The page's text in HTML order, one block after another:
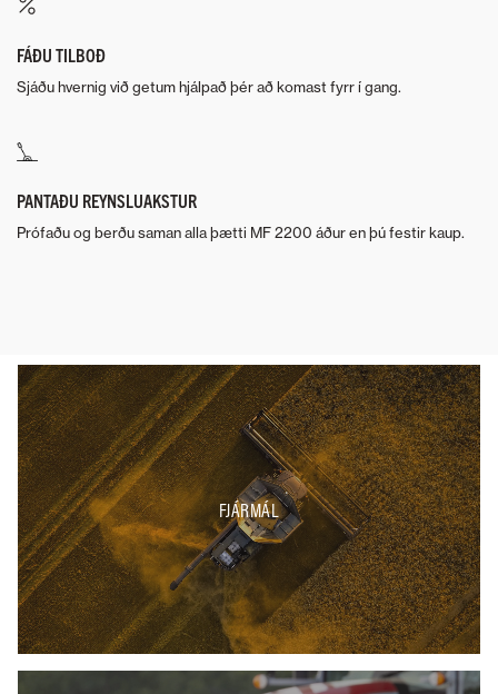
FÁÐU TILBOÐ
Sjáðu hvernig við getum hjálpað þér að komast fyrr í gang.
PANTAÐU REYNSLUAKSTUR
Prófaðu og berðu saman alla þætti MF 2200 áður en þú festir kaup.
FJÁRMÁL